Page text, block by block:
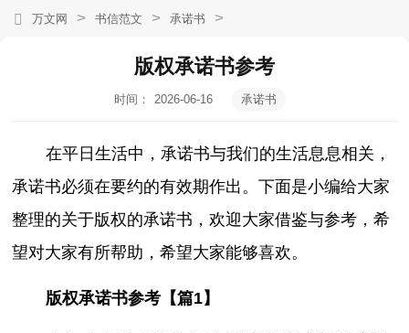
万文网 > 书信范文 > 承诺书 >
版权承诺书参考
时间：
2026-06-16
承诺书
在平日生活中，承诺书与我们的生活息息相关，
承诺书必须在要约的有效期作出。下面是小编给大家
整理的关于版权的承诺书，欢迎大家借鉴与参考，希
望对大家有所帮助，希望大家能够喜欢。
版权承诺书参考【篇1】